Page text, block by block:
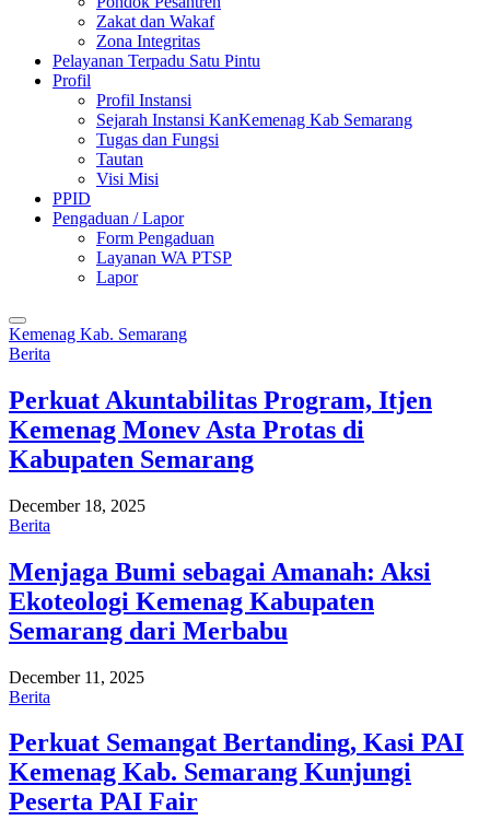
Zakat dan Wakaf
Zona Integritas
Pelayanan Terpadu Satu Pintu
Profil
Profil Instansi
Sejarah Instansi KanKemenag Kab Semarang
Tugas dan Fungsi
Tautan
Visi Misi
PPID
Pengaduan / Lapor
Form Pengaduan
Layanan WA PTSP
Lapor
Kemenag Kab. Semarang
Berita
Perkuat Akuntabilitas Program, Itjen
Kemenag Monev Asta Protas di
Kabupaten Semarang
December 18, 2025
Berita
Menjaga Bumi sebagai Amanah: Aksi
Ekoteologi Kemenag Kabupaten
Semarang dari Merbabu
December 11, 2025
Berita
Perkuat Semangat Bertanding, Kasi PAI
Kemenag Kab. Semarang Kunjungi
Peserta PAI Fair